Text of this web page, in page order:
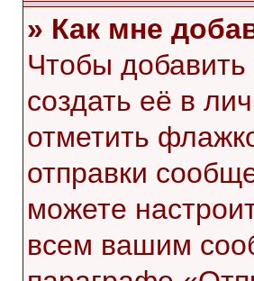
» Как мне
Чтобы
создать её в
отметить
отправки
можете
всем вашим